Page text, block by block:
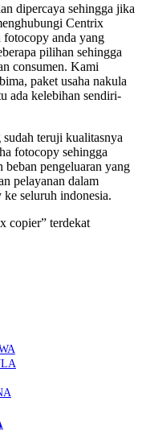
dipercaya sehingga jika
Centrix
fotocopy anda yang
pilihan sehingga
consumen. Kami
paket usaha nakula
ada kelebihan sendiri-
teruji kualitasnya
fotocopy sehingga
beban pengeluaran yang
pelayanan dalam
seluruh indonesia.
copier” terdekat